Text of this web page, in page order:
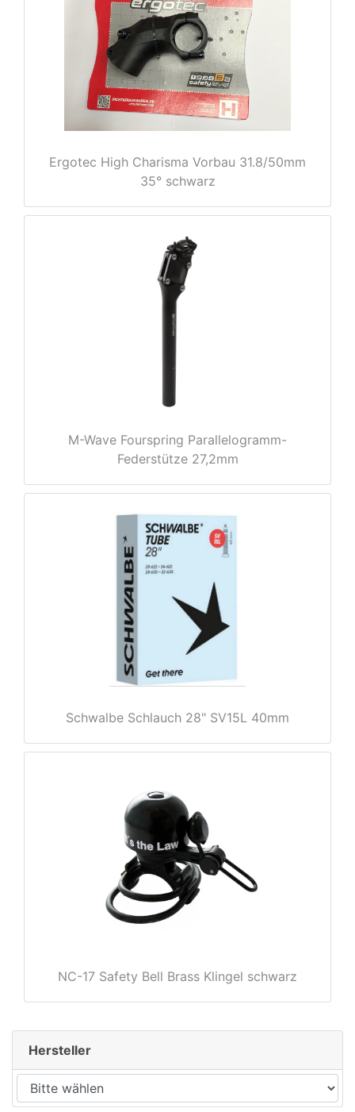
Ergotec High Charisma Vorbau 31.8/50mm
35° schwarz
M-Wave Fourspring Parallelogramm-
Federstütze 27,2mm
Schwalbe Schlauch 28" SV15L 40mm
NC-17 Safety Bell Brass Klingel schwarz
Hersteller